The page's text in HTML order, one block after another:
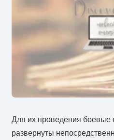
Для их проведения боевые
развернуты